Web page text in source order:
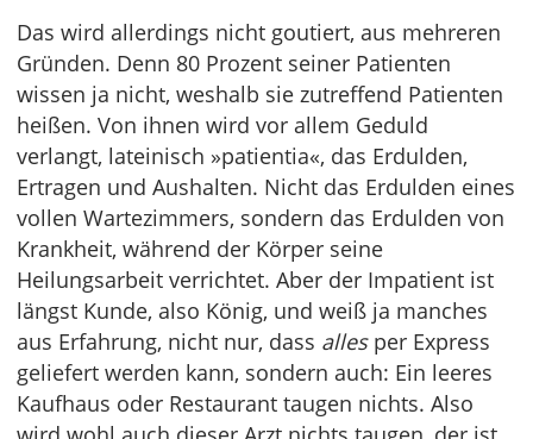
Das wird allerdings nicht goutiert, aus mehreren
Gründen. Denn 80 Prozent seiner Patienten
wissen ja nicht, weshalb sie zutreffend Patienten
heißen. Von ihnen wird vor allem Geduld
verlangt, lateinisch »patientia«, das Erdulden,
Ertragen und Aushalten. Nicht das Erdulden eines
vollen Wartezimmers, sondern das Erdulden von
Krankheit, während der Körper seine
Heilungsarbeit verrichtet. Aber der Impatient ist
längst Kunde, also König, und weiß ja manches
aus Erfahrung, nicht nur, dass allesper Express
geliefert werden kann, sondern auch: Ein leeres
Kaufhaus oder Restaurant taugen nichts. Also